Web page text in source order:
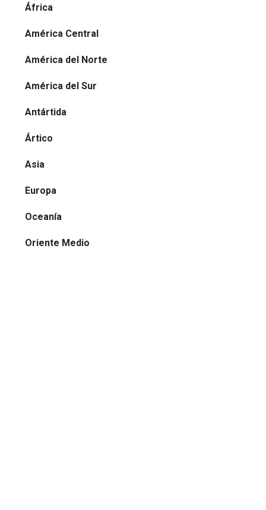
África
América Central
América del Norte
América del Sur
Antártida
Ártico
Asia
Europa
Oceanía
Oriente Medio